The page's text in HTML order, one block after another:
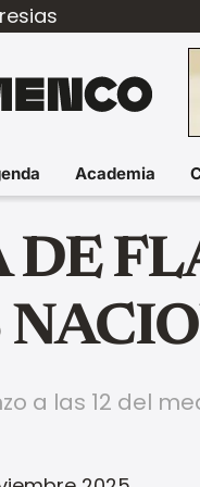
Academia
DE
a las 12 del